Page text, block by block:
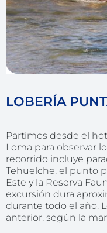
LOBERÍA
Partimos desde el
Loma para observar
recorrido incluye
Tehuelche, el punto
Este y la Reserva
excursión dura
durante todo el año.
anterior, según la